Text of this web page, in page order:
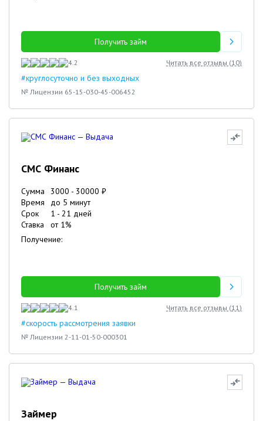
Получить займ
4.2 Читать все отзывы (10)
#круглосуточно и без выходных
№ Лицензии 65-15-030-45-006452
СМС Финанс
Сумма 3000 - 30000 ₽
Время
до 5 минут
Срок
1 - 21 дней
Ставка
от 1%
Получение:
Получить займ
4.1 Читать все отзывы (11)
#скорость рассмотрения заявки
№ Лицензии 2-11-01-50-000301
Займер